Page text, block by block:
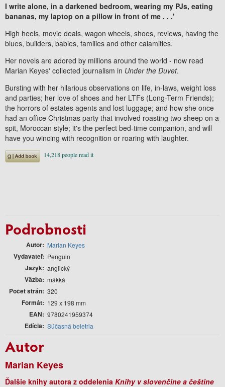
I write alone, in a darkened bedroom, wearing my PJs, eating
bananas, my laptop on a pillow in front of me . . .'
High heels, movie deals, wagon wheels, shoes, reviews, having the
blues, builders, babies, families and other calamities.
Her novels are adored by millions around the world - now read
Marian Keyes' collected journalism in Under the Duvet.
Bursting with her hilarious observations on life, in-laws, weight loss
and parties; her love of shoes and her LTFs (Long-Term Friends);
the horrors of estates agents and lost luggage; and how she once
had an office Christmas party that involved roasting two sheep on a
spit, Moroccan style; it's the perfect bed-time companion, and will
have you wincing with recognition or roaring with laughter.
Podrobnosti
Autor Marian Keyes
Vydavateľ Penguin
Jazyk anglický
Väzba mäkká
Počet strán 320
Formát 129 x 198 mm
EAN 9780241959374
Edícia Súčasná beletria
Autor
Marian Keyes
Ďalšie knihy autora z oddelenia Knihy v slovenčine a češtine